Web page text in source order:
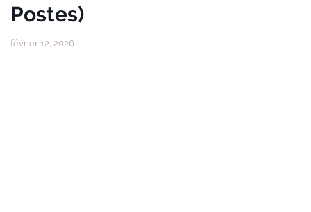
Postes)
février 12, 2026